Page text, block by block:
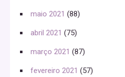
maio 2021 (88)
abril 2021 (75)
março 2021 (87)
fevereiro 2021 (57)